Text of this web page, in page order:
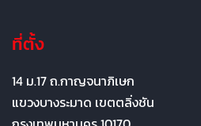
ที่ตั้ง
14 ม.17 ถ.กาญจนาภิเษก
แขวงบางระมาด เขตตลิ่งชัน